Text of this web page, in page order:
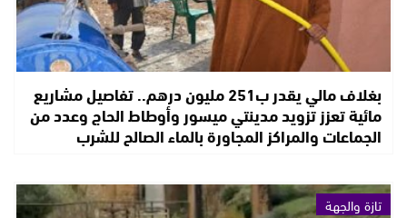
بغلاف مالي يقدر ب251 مليون درهم.. تفاصيل مشاريع
مائية تعزز تزويد مدينتي ميسور وأوطاط الحاج وعدد من
الجماعات والمراكز المجاورة بالماء الصالح للشرب
تازة والجهة